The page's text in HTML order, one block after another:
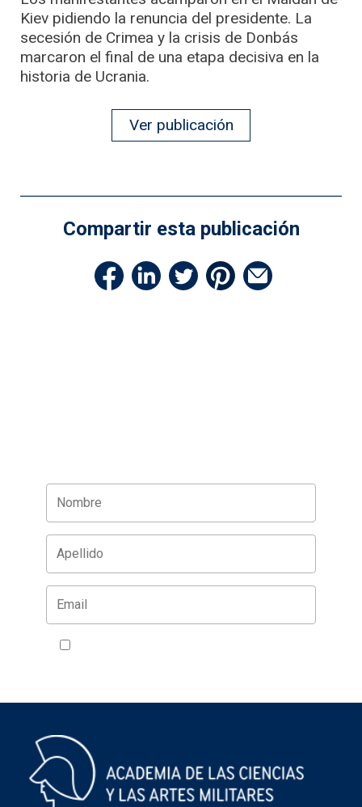
Kiev pidiendo la renuncia del presidente. La
secesión de Crimea y la crisis de Donbás
marcaron el final de una etapa decisiva en la
historia de Ucrania.
Ver publicación
Compartir esta publicación